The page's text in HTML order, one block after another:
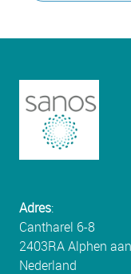
Adres:
Cantharel 6-8
2403RA Alphen
Nederland